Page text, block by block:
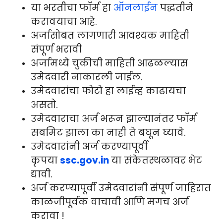
या भरतीचा फॉर्म हा ऑनलाईनपद्धतीने
करावयाचा आहे.
अर्जासोबत लागणारी आवश्यक माहिती
संपूर्ण भरावी
अर्जामध्ये चुकीची माहिती आढळल्यास
उमेदवारी नाकारली जाईल.
उमेदवारांचा फोटो हा लाईव्ह काढायचा
असतो.
उमेदवाराचा अर्ज भरून झाल्यानंतर फॉर्म
सबमिट झाला का नाही ते बघून घ्यावे.
उमेदवारांनी अर्ज करण्यापूर्वी
कृपयाssc.gov.inया संकेतस्थळावर भेट
द्यावी.
अर्ज करण्यापूर्वी उमेदवारांनी संपूर्ण जाहिरात
काळजीपूर्वक वाचावी आणि मगच अर्ज
करावा !